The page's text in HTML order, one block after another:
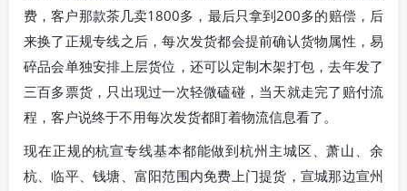
费，客户那款茶几卖1800多，最后只拿到200多的赔偿，后
来换了正规专线之后，每次发货都会提前确认货物属性，易
碎品会单独安排上层货位，还可以定制木架打包，去年发了
三百多票货，只出现过一次轻微磕碰，当天就走完了赔付流
程，客户说终于不用每次发货都盯着物流信息看了。
现在正规的杭宣专线基本都能做到杭州主城区、萧山、余
杭、临平、钱塘、富阳范围内免费上门提货，宣城那边宣州